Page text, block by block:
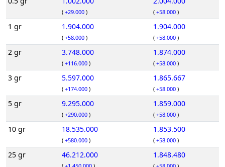
( +29.000 ) ( +58.000 )
1 gr 1.904.000
( +58.000 )
1.904.000
( +58.000 )
2 gr 3.748.000
( +116.000 )
1.874.000
( +58.000 )
3 gr 5.597.000
( +174.000 )
1.865.667
( +58.000 )
5 gr 9.295.000
( +290.000 )
1.859.000
( +58.000 )
10 gr 18.535.000
( +580.000 )
1.853.500
( +58.000 )
25 gr 46.212.000 1.848.480